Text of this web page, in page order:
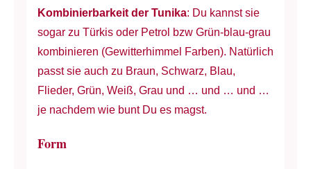
Kombinierbarkeit der Tunika: Du kannst sie
sogar zu Türkis oder Petrol bzw Grün-blau-grau
kombinieren (Gewitterhimmel Farben). Natürlich
passt sie auch zu Braun, Schwarz, Blau,
Flieder, Grün, Weiß, Grau und … und … und …
je nachdem wie bunt Du es magst.
Form